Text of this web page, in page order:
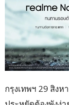
กรุงเทพฯ 29 สิง